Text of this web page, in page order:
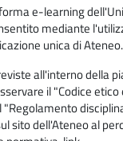
e-learning
mediante
unica di Ateneo.
all'interno della
il "Codice etico
sito dell'Ateneo al